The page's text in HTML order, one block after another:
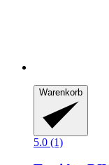
Warenkorb
5.0 (1)